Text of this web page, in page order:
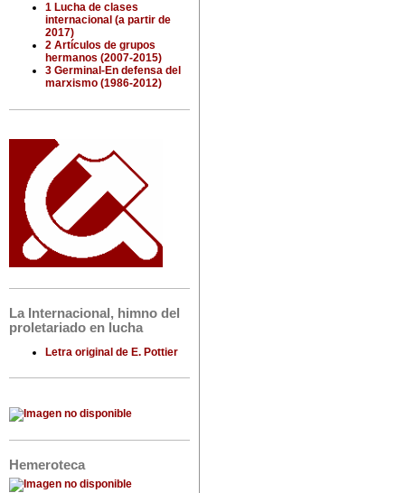
1 Lucha de clases
internacional (a partir de
2017)
2 Artículos de grupos
hermanos (2007-2015)
3 Germinal-En defensa del
marxismo (1986-2012)
La Internacional, himno del
proletariado en lucha
Letra original de E. Pottier
Hemeroteca